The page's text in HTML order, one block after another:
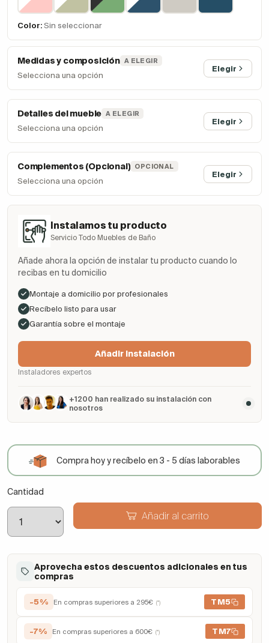
Color: Sin seleccionar
Medidas y composición A ELEGIR
Selecciona una opción
Elegir
Detalles del mueble A ELEGIR
Selecciona una opción
Elegir
Complementos (Opcional) OPCIONAL
Selecciona una opción
Elegir
Instalamos tu producto
Servicio Todo Muebles de Baño
Añade ahora la opción de instalar tu producto cuando lo
recibas en tu domicilio
Montaje a domicilio por profesionales
Recíbelo listo para usar
Garantía sobre el montaje
Añadir Instalación
Instaladores expertos
+1200 han realizado su instalación con
nosotros
Compra hoy y recíbelo en 3 - 5 días laborables
Cantidad
Añadir al carrito
Aprovecha estos descuentos adicionales en tus
compras
-5% En compras superiores a 295€ (*) TM5
-7% En compras superiores a 600€ (*) TM7